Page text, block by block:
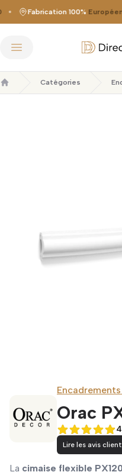
Fabrication 100%Européenne
Ouvrir le menu Direct
Accueil
Catégories
Orac
4,9 sur
Lire les avis
La cimaise flexible